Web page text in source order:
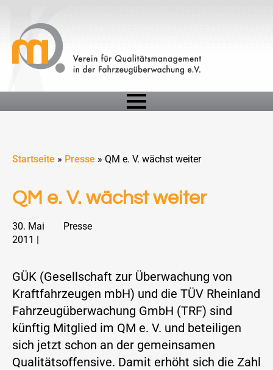
Startseite » Presse » QM e. V. wächst weiter
QM e. V. wächst weiter
30. Mai
2011 |
Presse
GÜK (Gesellschaft zur Überwachung von
Kraftfahrzeugen mbH) und die TÜV Rheinland
Fahrzeugüberwachung GmbH (TRF) sind
künftig Mitglied im QM e. V. und beteiligen
sich jetzt schon an der gemeinsamen
Qualitätsoffensive. Damit erhöht sich die Zahl